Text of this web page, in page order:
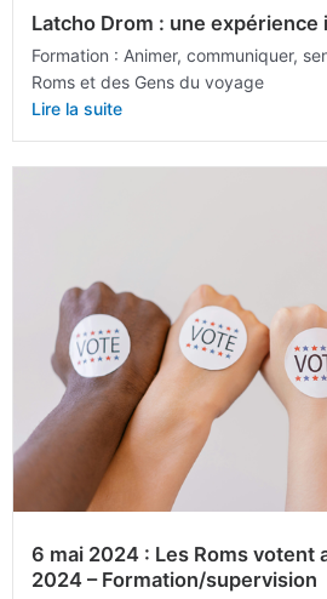
Latcho Drom : une expérience
Formation : Animer, communiquer,
Roms et des Gens du voyage
Lire la suite
6 mai 2024 : Les Roms votent
2024 – Formation/supervision